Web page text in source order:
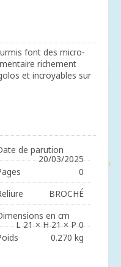
font des micro-
richement
et incroyables sur
de parution
20/03/2025
0
BROCHÉ
en cm
L 21 × H 21 × P 0
0.270 kg